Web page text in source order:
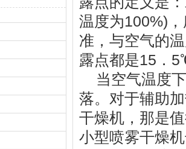
温度为100%)
准，与空气的
露点都是15．
当空气温度下
落。对于辅助
干燥机，那是
小型喷雾干燥